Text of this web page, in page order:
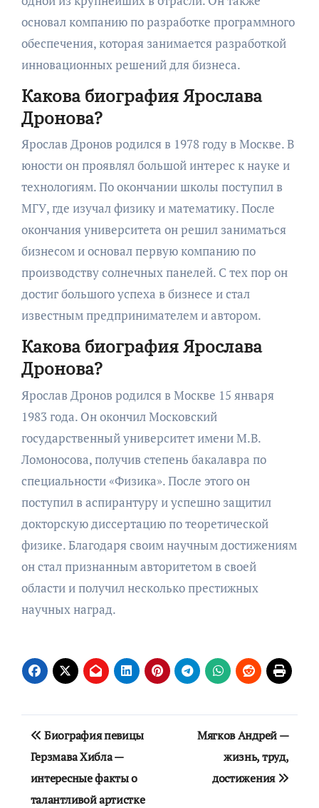
основал компанию по разработке программного
обеспечения, которая занимается разработкой
инновационных решений для бизнеса.
Какова биография Ярослава
Дронова?
Ярослав Дронов родился в 1978 году в Москве. В
юности он проявлял большой интерес к науке и
технологиям. По окончании школы поступил в
МГУ, где изучал физику и математику. После
окончания университета он решил заниматься
бизнесом и основал первую компанию по
производству солнечных панелей. С тех пор он
достиг большого успеха в бизнесе и стал
известным предпринимателем и автором.
Какова биография Ярослава
Дронова?
Ярослав Дронов родился в Москве 15 января
1983 года. Он окончил Московский
государственный университет имени М.В.
Ломоносова, получив степень бакалавра по
специальности «Физика». После этого он
поступил в аспирантуру и успешно защитил
докторскую диссертацию по теоретической
физике. Благодаря своим научным достижениям
он стал признанным авторитетом в своей
области и получил несколько престижных
научных наград.
Навигация
по
записям
Биография певицы
Герзмава Хибла —
интересные факты о
талантливой артистке
Мягков Андрей —
жизнь, труд,
достижения